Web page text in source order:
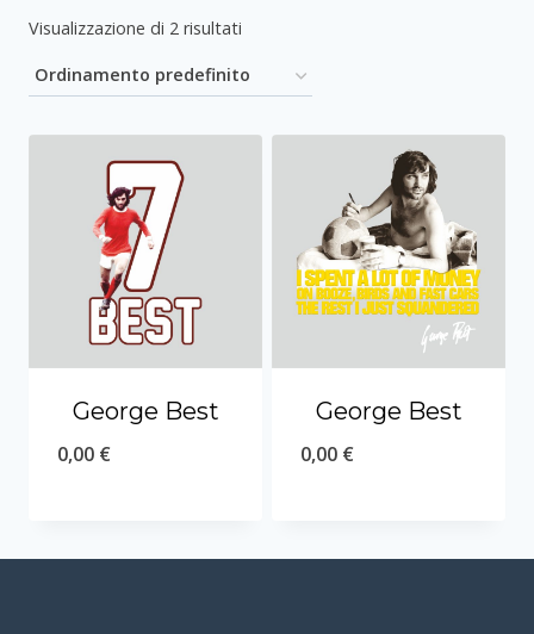
Visualizzazione di 2 risultati
George Best
0,00 €
George Best
0,00 €